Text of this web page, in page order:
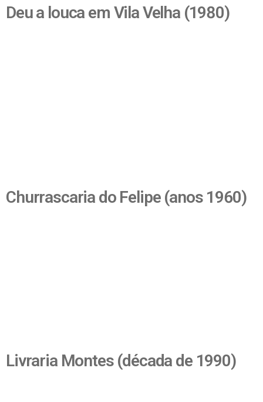
Deu a louca em Vila Velha (1980)
Churrascaria do Felipe (anos 1960)
Livraria Montes (década de 1990)